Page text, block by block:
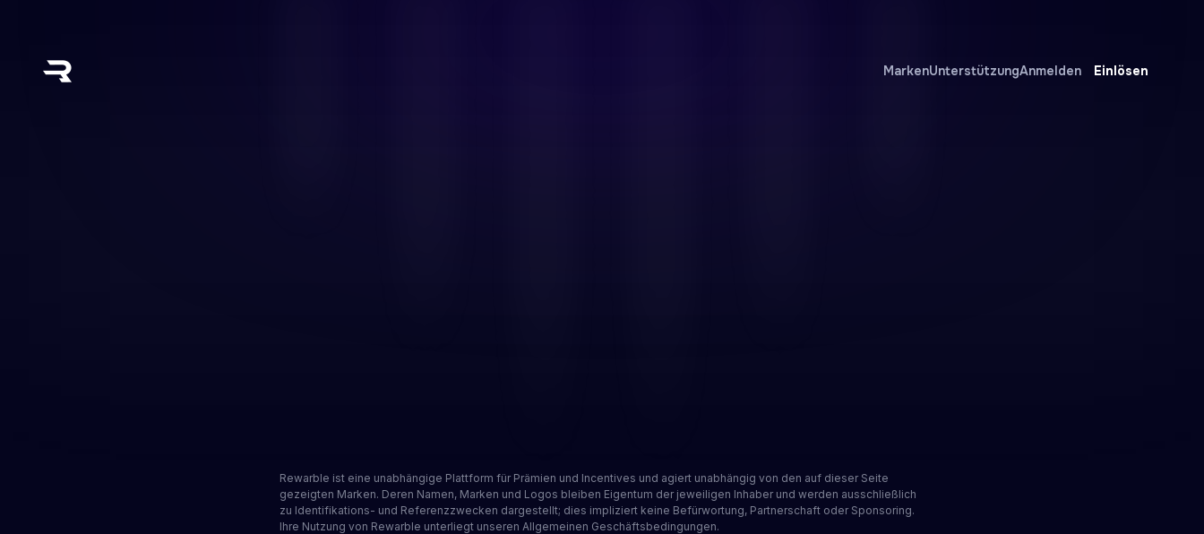
MarkenUnterstützungAnmelden Einlösen
Rewarble ist eine unabhängige Plattform für Prämien und Incentives und agiert unabhängig von den auf dieser Seite
gezeigten Marken. Deren Namen, Marken und Logos bleiben Eigentum der jeweiligen Inhaber und werden ausschließlich
zu Identifikations- und Referenzzwecken dargestellt; dies impliziert keine Befürwortung, Partnerschaft oder Sponsoring.
Ihre Nutzung von Rewarble unterliegt unseren Allgemeinen Geschäftsbedingungen.